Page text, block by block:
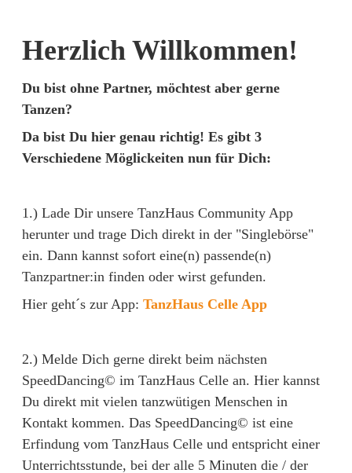
Herzlich Willkommen!
Du bist ohne Partner, möchtest aber gerne
Tanzen?
Da bist Du hier genau richtig! Es gibt 3
Verschiedene Möglickeiten nun für Dich:
1.) Lade Dir unsere TanzHaus Community App
herunter und trage Dich direkt in der "Singlebörse"
ein. Dann kannst sofort eine(n) passende(n)
Tanzpartner:in finden oder wirst gefunden.
Hier geht´s zur App: TanzHaus Celle App
2.) Melde Dich gerne direkt beim nächsten
SpeedDancing© im TanzHaus Celle an. Hier kannst
Du direkt mit vielen tanzwütigen Menschen in
Kontakt kommen. Das SpeedDancing© ist eine
Erfindung vom TanzHaus Celle und entspricht einer
Unterrichtsstunde, bei der alle 5 Minuten die / der